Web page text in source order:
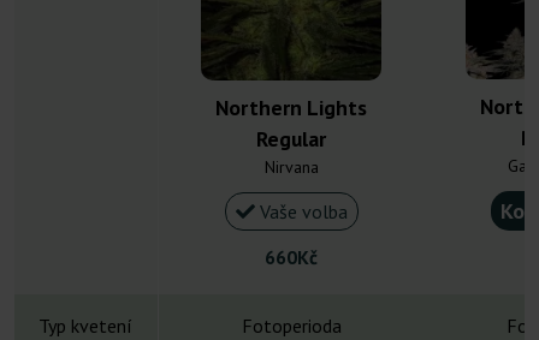
Northern Lights
Regular
Nirvana
Vaše volba
660Kč
Typ kvetení Fotoperioda